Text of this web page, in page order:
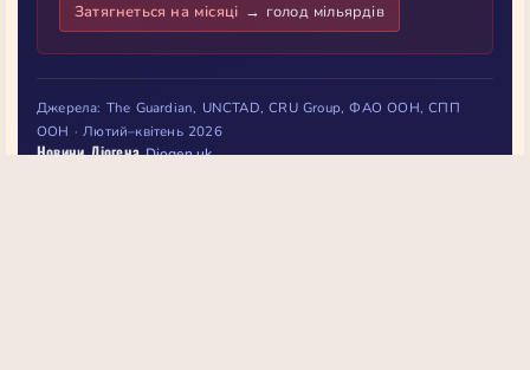
Затягнеться на місяці → голод мільярдів
Джерела: The Guardian, UNCTAD, CRU Group, ФАО ООН, СПП
ООН · Лютий–квітень 2026
Новини ДіогенаDiogen.uk